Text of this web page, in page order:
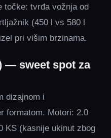
točke: tvrđa vožnja od
(450 l vs 580 l
pri višim brzinama.
— sweet spot za
dizajnom i
formatom. Motori: 2.0
KS (kasnije ukinut zbog